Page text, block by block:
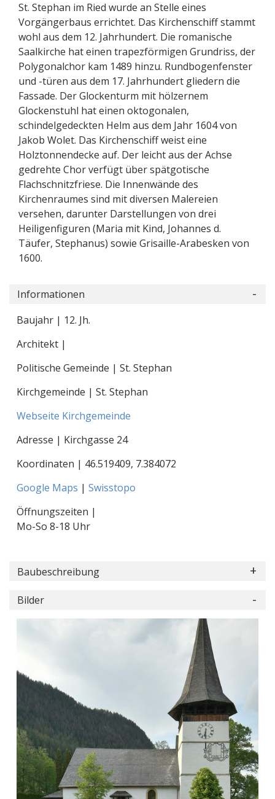
St. Stephan im Ried wurde an Stelle eines
Vorgängerbaus errichtet. Das Kirchenschiff stammt
wohl aus dem 12. Jahrhundert. Die romanische
Saalkirche hat einen trapezförmigen Grundriss, der
Polygonalchor kam 1489 hinzu. Rundbogenfenster
und -türen aus dem 17. Jahrhundert gliedern die
Fassade. Der Glockenturm mit hölzernem
Glockenstuhl hat einen oktogonalen,
schindelgedeckten Helm aus dem Jahr 1604 von
Jakob Wolet. Das Kirchenschiff weist eine
Holztonnendecke auf. Der leicht aus der Achse
gedrehte Chor verfügt über spätgotische
Flachschnitzfriese. Die Innenwände des
Kirchenraumes sind mit diversen Malereien
versehen, darunter Darstellungen von drei
Heiligenfiguren (Maria mit Kind, Johannes d.
Täufer, Stephanus) sowie Grisaille-Arabesken von
1600.
Informationen
Baujahr | 12. Jh.
Architekt |
Politische Gemeinde | St. Stephan
Kirchgemeinde | St. Stephan
Webseite Kirchgemeinde
Adresse | Kirchgasse 24
Koordinaten | 46.519409, 7.384072
Google Maps | Swisstopo
Öffnungszeiten |
Mo-So 8-18 Uhr
Baubeschreibung
Bilder